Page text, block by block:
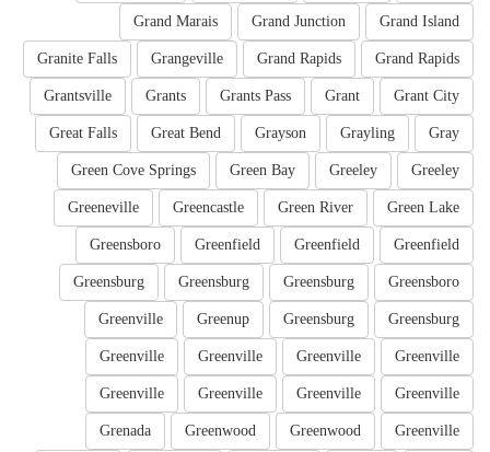
Grand Island
Grand Junction
Grand Marais
Grand Rapids
Grand Rapids
Grangeville
Granite Falls
Grant City
Grant
Grants Pass
Grants
Grantsville
Gray
Grayling
Grayson
Great Bend
Great Falls
Greeley
Greeley
Green Bay
Green Cove Springs
Green Lake
Green River
Greencastle
Greeneville
Greenfield
Greenfield
Greenfield
Greensboro
Greensboro
Greensburg
Greensburg
Greensburg
Greensburg
Greensburg
Greenup
Greenville
Greenville
Greenville
Greenville
Greenville
Greenville
Greenville
Greenville
Greenville
Greenville
Greenwood
Greenwood
Grenada